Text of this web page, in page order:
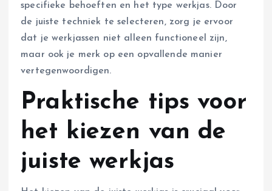
specifieke behoeften en het type werkjas. Door
de juiste techniek te selecteren, zorg je ervoor
dat je werkjassen niet alleen functioneel zijn,
maar ook je merk op een opvallende manier
vertegenwoordigen.
Praktische tips voor
het kiezen van de
juiste werkjas